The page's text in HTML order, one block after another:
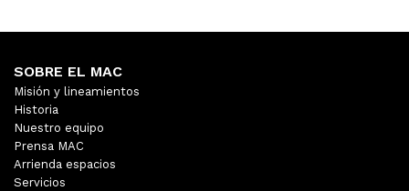
SOBRE EL MAC
Misión y lineamientos
Historia
Nuestro equipo
Prensa MAC
Arrienda espacios
Servicios